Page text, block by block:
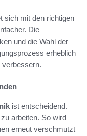
sich mit den richtigen
Die
und die Wahl der
erheblich
verbessern.
ist entscheidend.
arbeiten. So wird
erneut verschmutzt